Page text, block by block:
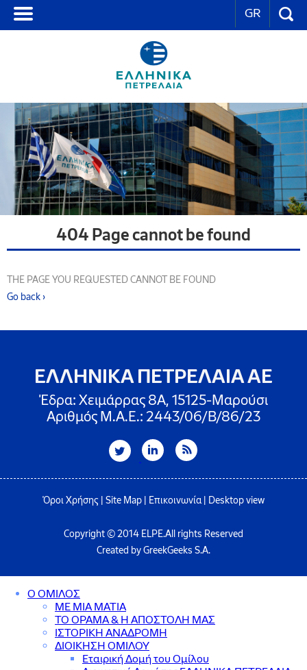
GR
404 Page cannot be found
THE PAGE YOU REQUESTED CANNOT BE FOUND
Go back ›
ΕΛΛΗΝΙΚΑ ΠΕΤΡΕΛΑΙΑ ΑΕ
Έδρα: Χειμάρρας 8A, 15125-Μαρούσι
Αριθμός Μ.Α.Ε.: 2443/06/Β/86/23
Όροι Χρήσης Site Map Επικοινωνία| Desktop view
Copyright © 2014 ELPE.All rights Reserved
Created by GreekGeeks S.A.
Ο ΟΜΙΛΟΣ
ΜΕ ΜΙΑ ΜΑΤΙΑ
ΤΟ ΟΡΑΜΑ & Η ΑΠΟΣΤΟΛΗ ΜΑΣ
ΙΣΤΟΡΙΚΗ ΑΝΑΔΡΟΜΗ
ΔΙΟΙΚΗΣΗ ΟΜΙΛΟΥ
Εταιρική Δομή του Ομίλου